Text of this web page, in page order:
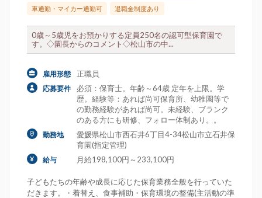
車通勤・マイカー通勤可 退職金制度あり
0歳～5歳児をお預かりする定員250名の認可型保育園で
す。◇園長からのコメント◇松山市の中...
雇用形態 正職員
応募要件
必須：保育士。年齢～64歳 定年を上限。学
歴。経験等：あれば尚可保育所、幼稚園等で
の勤務経験があれば尚可。未経験、ブランク
のある方にも研修、フォロー体制あり。。
勤務地
愛媛県松山市西石井6丁目4-34松山市立石井保
育園(指定管理)
給与 月給198,100円～233,100円
子どもたちの年齢や成長に応じた保育業務全般を行っていた
だきます。・着替え、食事補助・保育環境の整備(主活動の準